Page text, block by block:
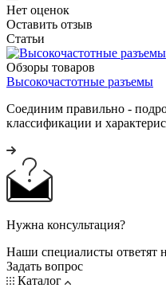
Нет оценок
Оставить отзыв
Статьи
Обзоры товаров
Высокочастотные разъемы
Соединим правильно -
классификации и
Нужна консультация?
Наши специалисты ответят
Задать вопрос
Каталог